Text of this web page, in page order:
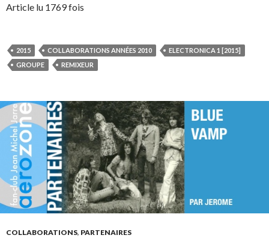
Article lu 1769 fois
2015 COLLABORATIONS ANNÉES 2010
ELECTRONICA 1 [2015]
GROUPE
REMIXEUR
COLLABORATIONS, PARTENAIRES